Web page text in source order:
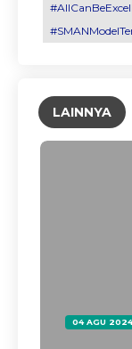
LAINNYA
04 AGU 2024